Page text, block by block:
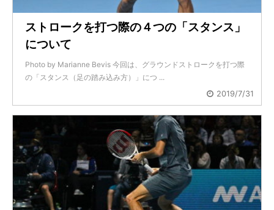
ストロークを打つ際の４つの「スタンス」
について
Photo by Marianne Bevis 今回は、グラウンドストロークを打つ際
の「スタンス（足の踏み込み方）」につ ...
2019/7/31